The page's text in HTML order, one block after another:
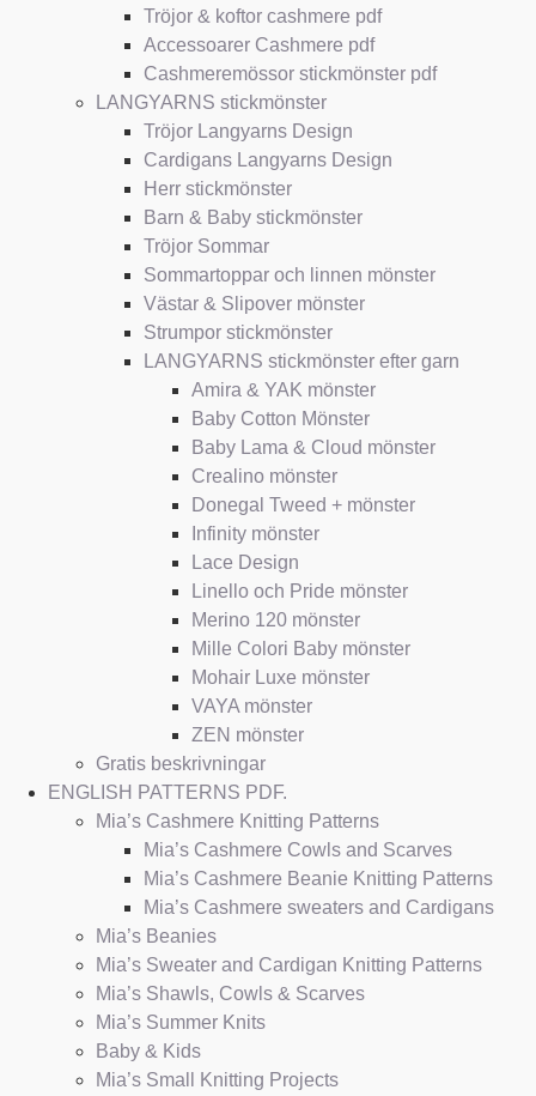
Tröjor & koftor cashmere pdf
Accessoarer Cashmere pdf
Cashmeremössor stickmönster pdf
LANGYARNS stickmönster
Tröjor Langyarns Design
Cardigans Langyarns Design
Herr stickmönster
Barn & Baby stickmönster
Tröjor Sommar
Sommartoppar och linnen mönster
Västar & Slipover mönster
Strumpor stickmönster
LANGYARNS stickmönster efter garn
Amira & YAK mönster
Baby Cotton Mönster
Baby Lama & Cloud mönster
Crealino mönster
Donegal Tweed + mönster
Infinity mönster
Lace Design
Linello och Pride mönster
Merino 120 mönster
Mille Colori Baby mönster
Mohair Luxe mönster
VAYA mönster
ZEN mönster
Gratis beskrivningar
ENGLISH PATTERNS PDF.
Mia’s Cashmere Knitting Patterns
Mia’s Cashmere Cowls and Scarves
Mia’s Cashmere Beanie Knitting Patterns
Mia’s Cashmere sweaters and Cardigans
Mia’s Beanies
Mia’s Sweater and Cardigan Knitting Patterns
Mia’s Shawls, Cowls & Scarves
Mia’s Summer Knits
Baby & Kids
Mia’s Small Knitting Projects